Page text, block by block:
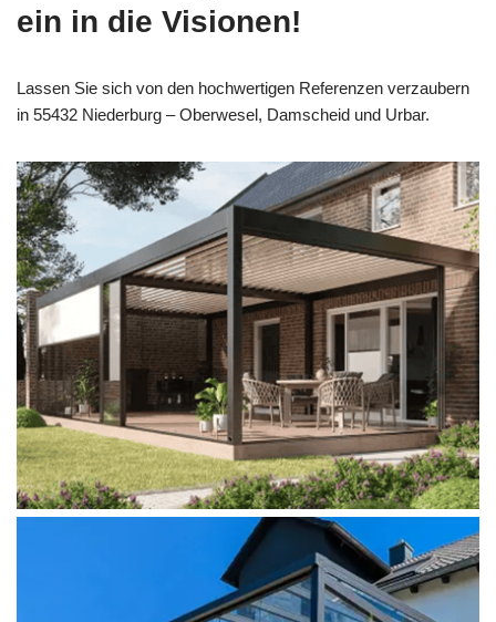
ein in die Visionen!
Lassen Sie sich von den hochwertigen Referenzen verzaubern
in 55432 Niederburg – Oberwesel, Damscheid und Urbar.